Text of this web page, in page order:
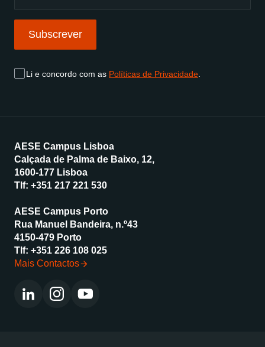
Subscrever
Li e concordo com as Políticas de Privacidade
AESE Campus Lisboa
Calçada de Palma de Baixo, 12,
1600-177 Lisboa
Tlf: +351 217 221 530
AESE Campus Porto
Rua Manuel Bandeira, n.º43
4150-479 Porto
Tlf: +351 226 108 025
Mais Contactos